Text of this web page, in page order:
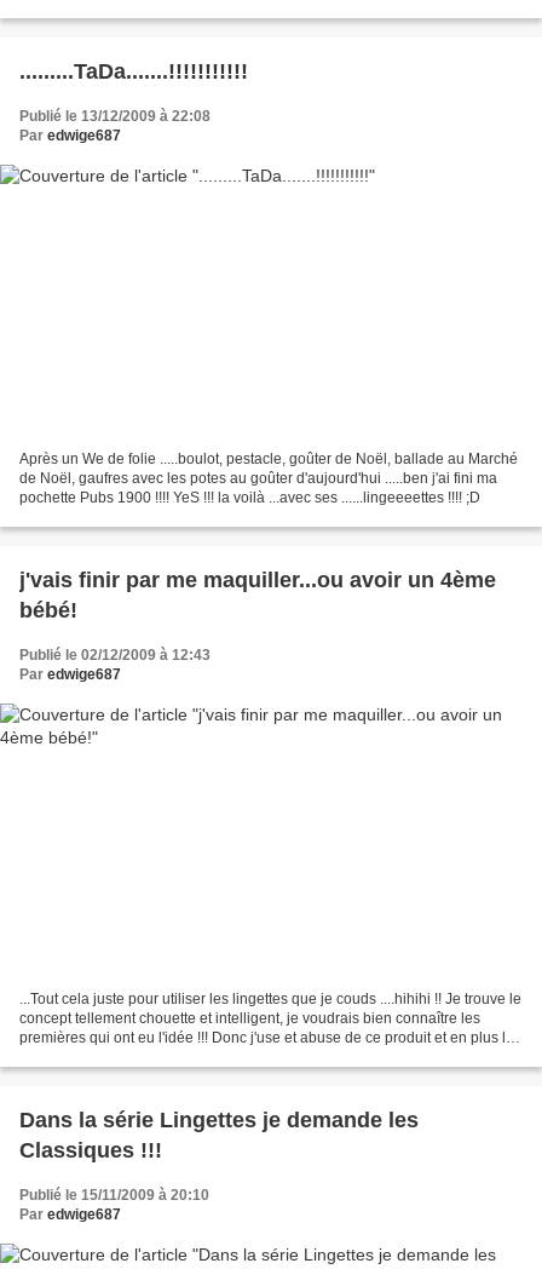
.........TaDa.......!!!!!!!!!!!
Publié le 13/12/2009 à 22:08
Par edwige687
Après un We de folie .....boulot, pestacle, goûter de Noël, ballade au Marché
de Noël, gaufres avec les potes au goûter d'aujourd'hui .....ben j'ai fini ma
pochette Pubs 1900 !!!! YeS !!! la voilà ...avec ses ......lingeeeettes !!!! ;D
j'vais finir par me maquiller...ou avoir un 4ème
bébé!
Publié le 02/12/2009 à 12:43
Par edwige687
...Tout cela juste pour utiliser les lingettes que je couds ....hihihi !! Je trouve le
concept tellement chouette et intelligent, je voudrais bien connaître les
premières qui ont eu l'idée !!! Donc j'use et abuse de ce produit et en plus les
Dans la série Lingettes je demande les
Classiques !!!
Publié le 15/11/2009 à 20:10
Par edwige687